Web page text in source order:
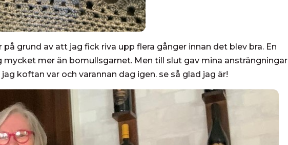
grund av att jag fick riva upp flera gånger innan det blev bra. En
mer än bomullsgarnet. Men till slut gav mina ansträngningar
koftan var och varannan dag igen. se så glad jag är!